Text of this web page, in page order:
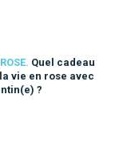
Quel cadeau
vie en rose avec
?
votre valentin(e) ?